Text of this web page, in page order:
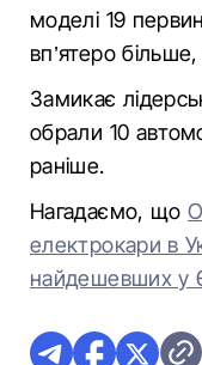
моделі 19
вп’ятеро
Замикає
обрали 10
раніше.
Нагадаємо, що
електрокари в
найдешевших у